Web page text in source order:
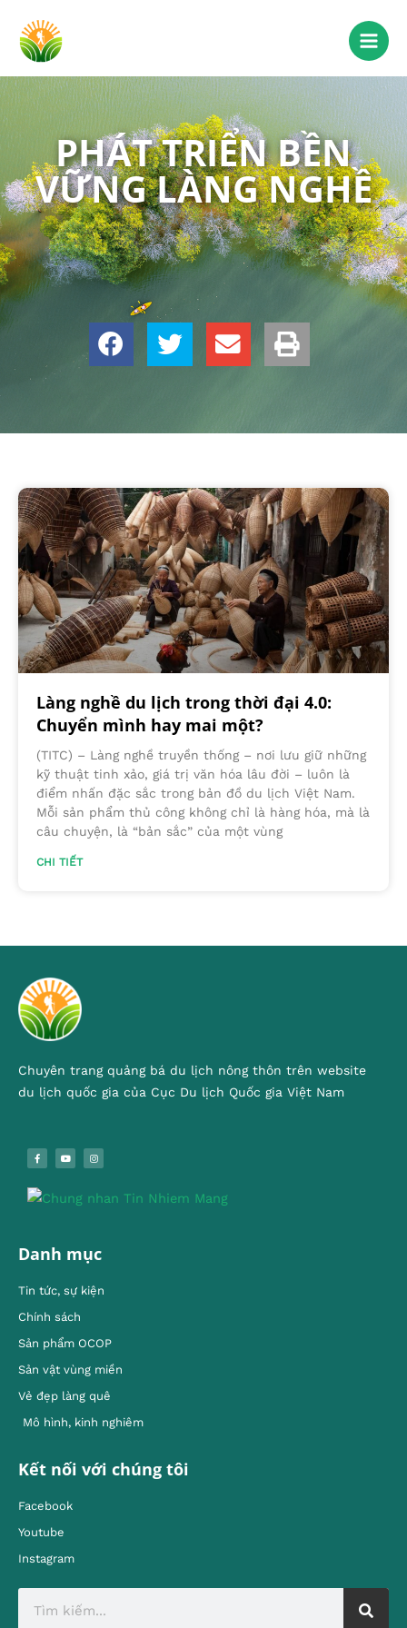
PHÁT TRIỂN BỀN
VỮNG LÀNG NGHỀ
Làng nghề du lịch trong thời đại 4.0:
Chuyển mình hay mai một?
(TITC) – Làng nghề truyền thống – nơi lưu giữ những
kỹ thuật tinh xảo, giá trị văn hóa lâu đời – luôn là
điểm nhấn đặc sắc trong bản đồ du lịch Việt Nam.
Mỗi sản phẩm thủ công không chỉ là hàng hóa, mà là
câu chuyện, là “bản sắc” của một vùng
CHI TIẾT
Chuyên trang quảng bá du lịch nông thôn trên website
du lịch quốc gia của Cục Du lịch Quốc gia Việt Nam
Danh mục
Tin tức, sự kiện
Chính sách
Sản phẩm OCOP
Sản vật vùng miền
Vẻ đẹp làng quê
Mô hình, kinh nghiêm
Kết nối với chúng tôi
Facebook
Youtube
Instagram